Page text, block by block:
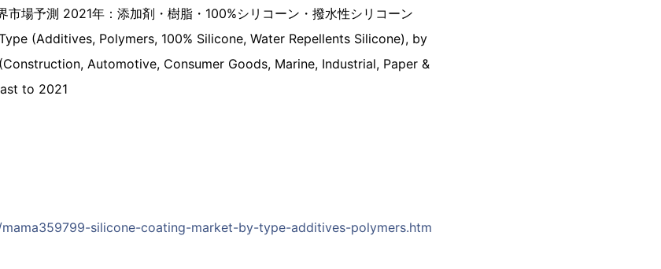
市場予測 2021年：添加剤・樹脂・100%シリコーン・撥水性シリコーン
(Additives, Polymers, 100% Silicone, Water Repellents Silicone), by
Automotive, Consumer Goods, Marine, Industrial, Paper &
to 2021
silicone-coating-market-by-type-additives-polymers.htm